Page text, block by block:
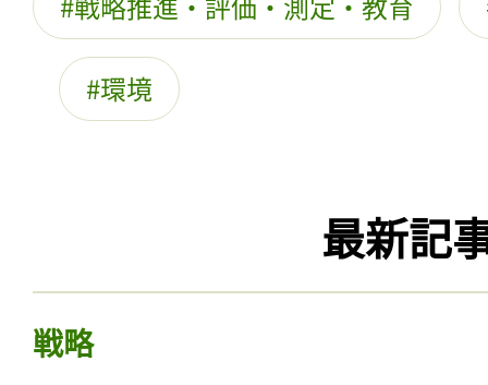
環境
最新記
戦略